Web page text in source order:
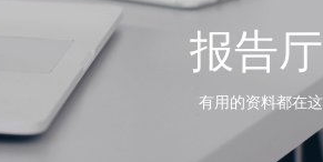
报告厅
有用的资料都在这